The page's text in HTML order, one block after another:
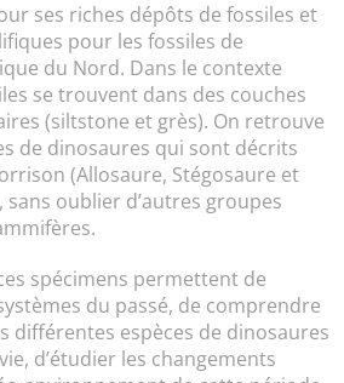
ses riches dépôts de fossiles et
pour les fossiles de
du Nord. Dans le contexte
se trouvent dans des couches
(siltstone et grès). On retrouve
de dinosaures qui sont décrits
(Allosaure, Stégosaure et
oublier d’autres groupes
spécimens permettent de
du passé, de comprendre
différentes espèces de dinosaures
d’étudier les changements